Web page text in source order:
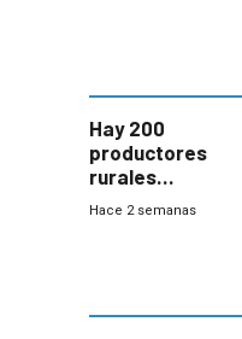
Hay 200
productores
rurales
afectados tras
Hace 2 semanas